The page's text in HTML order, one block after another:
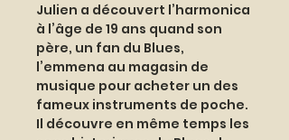
Julien a découvert l’harmonica
à l’âge de 19 ans quand son
père, un fan du Blues,
l’emmena au magasin de
musique pour acheter un des
fameux instruments de poche.
Il découvre en même temps les